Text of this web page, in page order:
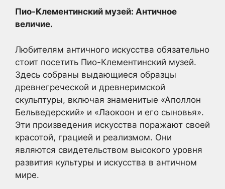
Пио-Клементинский музей: Античное
величие.
Любителям античного искусства обязательно
стоит посетить Пио-Клементинский музей.
Здесь собраны выдающиеся образцы
древнегреческой и древнеримской
скульптуры, включая знаменитые «Аполлон
Бельведерский» и «Лаокоон и его сыновья».
Эти произведения искусства поражают своей
красотой, грацией и реализмом. Они
являются свидетельством высокого уровня
развития культуры и искусства в античном
мире.